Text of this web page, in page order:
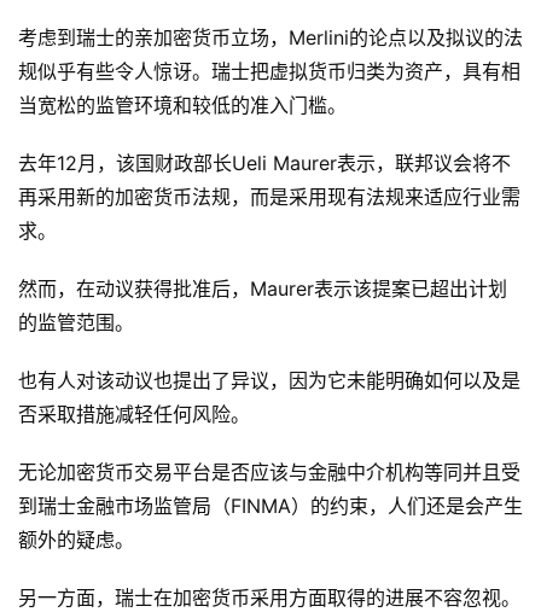
考虑到瑞士的亲加密货币立场，Merlini的论点以及拟议的法
规似乎有些令人惊讶。瑞士把虚拟货币归类为资产，具有相
当宽松的监管环境和较低的准入门槛。
去年12月，该国财政部长Ueli Maurer表示，联邦议会将不
再采用新的加密货币法规，而是采用现有法规来适应行业需
求。
然而，在动议获得批准后，Maurer表示该提案已超出计划
的监管范围。
也有人对该动议也提出了异议，因为它未能明确如何以及是
否采取措施减轻任何风险。
无论加密货币交易平台是否应该与金融中介机构等同并且受
到瑞士金融市场监管局（FINMA）的约束，人们还是会产生
额外的疑虑。
另一方面，瑞士在加密货币采用方面取得的进展不容忽视。